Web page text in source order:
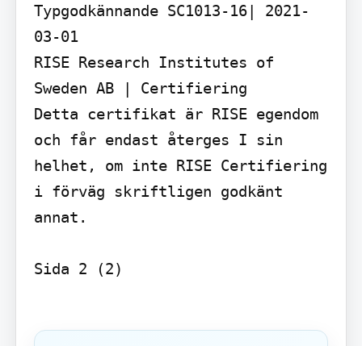
Typgodkännande SC1013-16| 2021-
03-01
RISE Research Institutes of
Sweden AB | Certifiering
Detta certifikat är RISE egendom
och får endast återges I sin
helhet, om inte RISE Certifiering
i förväg skriftligen godkänt
annat.
Sida 2 (2)